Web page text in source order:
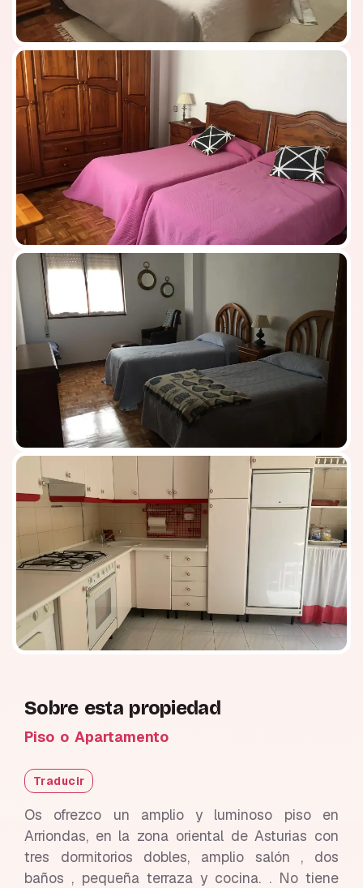
Sobre esta propiedad
Piso o Apartamento
Traducir
Os ofrezco un amplio y luminoso piso en
Arriondas, en la zona oriental de Asturias con
tres dormitorios dobles, amplio salón , dos
baños , pequeña terraza y cocina. . No tiene